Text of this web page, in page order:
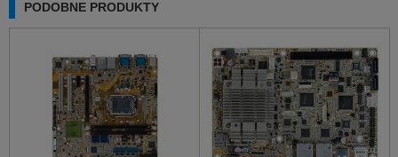
PODOBNE PRODUKTY